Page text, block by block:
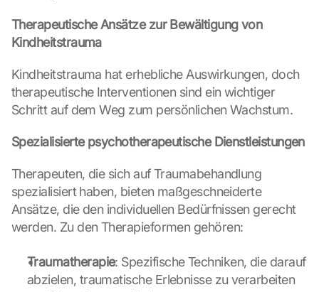
Therapeutische Ansätze zur Bewältigung von
Kindheitstrauma
Kindheitstrauma hat erhebliche Auswirkungen, doch
therapeutische Interventionen sind ein wichtiger
Schritt auf dem Weg zum persönlichen Wachstum.
Spezialisierte psychotherapeutische Dienstleistungen
Therapeuten, die sich auf Traumabehandlung
spezialisiert haben, bieten maßgeschneiderte
Ansätze, die den individuellen Bedürfnissen gerecht
werden. Zu den Therapieformen gehören:
Traumatherapie: Spezifische Techniken, die darauf
abzielen, traumatische Erlebnisse zu verarbeiten
d
e
:
D
u
c
h
l
i
c
k
a
u